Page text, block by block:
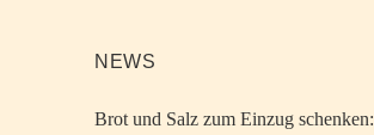
NEWS
Brot und Salz zum Einzug schenken: